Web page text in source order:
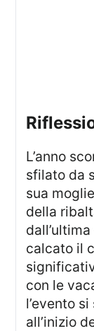
L’anno
sfilato da
sua
della
calcato il
con le
l’evento
all’inizio